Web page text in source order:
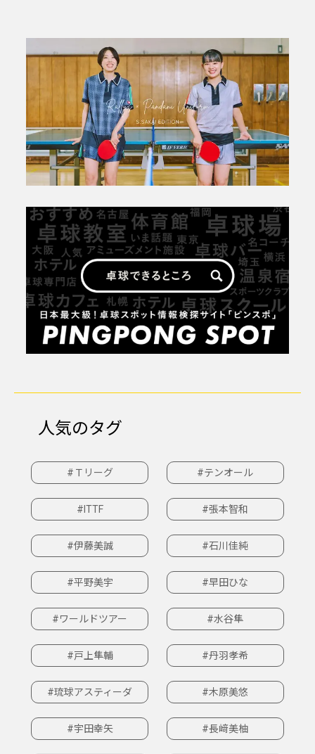
人気のタグ
#Ｔリーグ #テンオール
#ITTF #張本智和
#伊藤美誠 #石川佳純
#平野美宇 #早田ひな
#ワールドツアー #水谷隼
#戸上隼輔 #丹羽孝希
#琉球アスティーダ #木原美悠
#宇田幸矢 #長﨑美柚